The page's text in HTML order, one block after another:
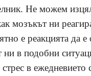
Не можем
мозъкът ни
е реакцията да е
ни в подобни
в ежедневието